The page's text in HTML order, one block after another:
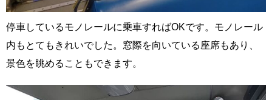
停車しているモノレールに乗車すればOKです。モノレール
内もとてもきれいでした。窓際を向いている座席もあり、
景色を眺めることもできます。